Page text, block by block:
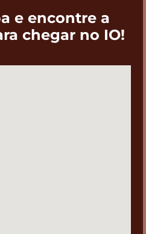
e encontre a
chegar no IO!